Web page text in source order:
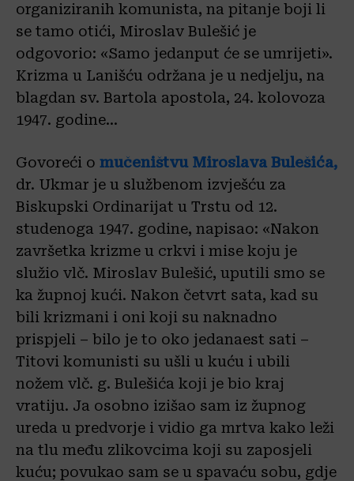
organiziranih komunista, na pitanje boji li
se tamo otići, Miroslav Bulešić je
odgovorio: «Samo jedanput će se umrijeti».
Krizma u Lanišću održana je u nedjelju, na
blagdan sv. Bartola apostola, 24. kolovoza
1947. godine…
Govoreći o mučeništvu Miroslava Bulešića,
dr. Ukmar je u službenom izvješću za
Biskupski Ordinarijat u Trstu od 12.
studenoga 1947. godine, napisao: «Nakon
završetka krizme u crkvi i mise koju je
služio vlč. Miroslav Bulešić, uputili smo se
ka župnoj kući. Nakon četvrt sata, kad su
bili krizmani i oni koji su naknadno
prispjeli – bilo je to oko jedanaest sati –
Titovi komunisti su ušli u kuću i ubili
nožem vlč. g. Bulešića koji je bio kraj
vratiju. Ja osobno izišao sam iz župnog
ureda u predvorje i vidio ga mrtva kako leži
na tlu među zlikovcima koji su zaposjeli
kuću; povukao sam se u spavaću sobu, gdje